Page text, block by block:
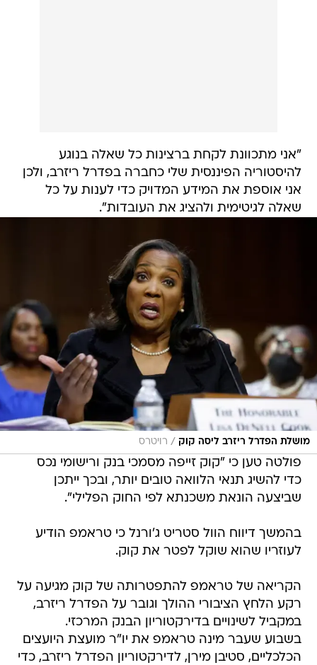
"אני מתכוונת לקחת ברצינות כל שאלה בנוגע
להיסטוריה הפיננסית שלי כחברה בפדרל ריזרב, ולכן
אני אוספת את המידע המדויק כדי לענות על כל
שאלה לגיטימית ולהציג את העובדות".
מושלת הפדרל ריזרב ליסה קוק / רויטרס
פולטה טען כי "קוק זייפה מסמכי בנק ורישומי נכס
כדי להשיג תנאי הלוואה טובים יותר, ובכך ייתכן
שביצעה הונאת משכנתא לפי החוק הפלילי".
בהמשך דיווח הוול סטריט ג'ורנל כי טראמפ הודיע
לעוזריו שהוא שוקל לפטר את קוק.
הקריאה של טראמפ להתפטרותה של קוק מגיעה על
רקע הלחץ הציבורי ההולך וגובר על הפדרל ריזרב,
במקביל לשינויים בדירקטוריון הבנק המרכזי.
בשבוע שעבר מינה טראמפ את יו"ר מועצת היועצים
הכלכליים, סטיבן מירן, לדירקטוריון הפדרל ריזרב, כדי